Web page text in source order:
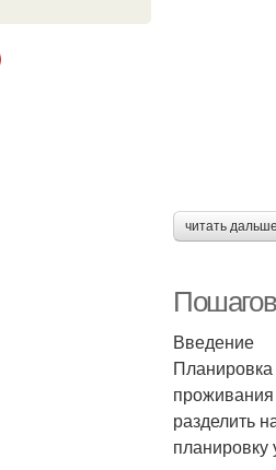
читать
Введение
Планировка
разделить
планировку